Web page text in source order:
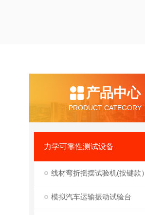
产品中心
PRODUCT CATEGORY
力学可靠性测试设备
线材弯折摇摆试验机(按键款）
模拟汽车运输振动试验台